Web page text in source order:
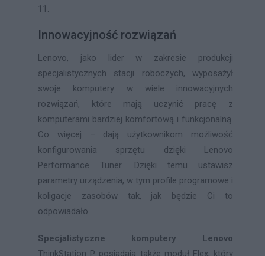
11.
Innowacyjność rozwiązań
Lenovo, jako lider w zakresie produkcji
specjalistycznych stacji roboczych, wyposażył
swoje komputery w wiele innowacyjnych
rozwiązań, które mają uczynić pracę z
komputerami bardziej komfortową i funkcjonalną.
Co więcej – dają użytkownikom możliwość
konfigurowania sprzętu dzięki Lenovo
Performance Tuner. Dzięki temu ustawisz
parametry urządzenia, w tym profile programowe i
koligacje zasobów tak, jak będzie Ci to
odpowiadało.
Specjalistyczne komputery Lenovo
ThinkStation P posiadają także moduł Flex, który